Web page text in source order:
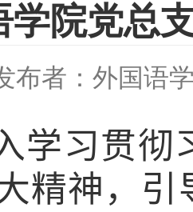
学院党总
布者：外国语
学习贯彻
精神，